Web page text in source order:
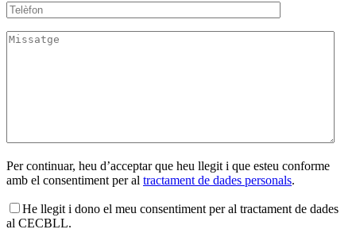
Per continuar, heu d’acceptar que heu llegit i que esteu conforme
amb el consentiment per al tractament de dades personals.
He llegit i dono el meu consentiment per al tractament de dades
al CECBLL.